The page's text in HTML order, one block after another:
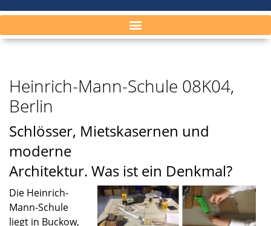
Heinrich-Mann-Schule 08K04,
Berlin
Schlösser, Mietskasernen und
moderne
Architektur. Was ist ein Denkmal?
Die Heinrich-
Mann-Schule
liegt in Buckow,